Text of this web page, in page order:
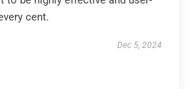
cent.
Dec 5, 2024